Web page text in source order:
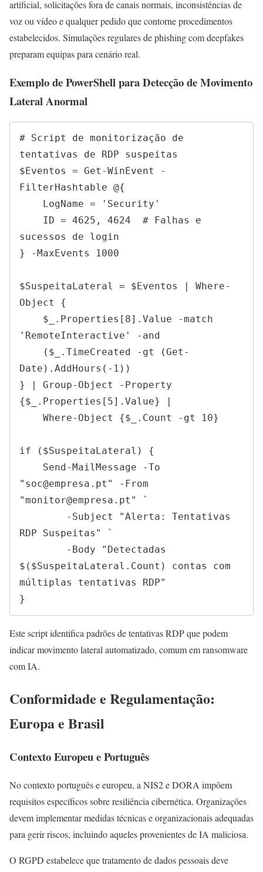
artificial, solicitações fora de canais normais, inconsistências de
voz ou vídeo e qualquer pedido que contorne procedimentos
estabelecidos. Simulações regulares de phishing com deepfakes
preparam equipas para cenário real.
Exemplo de PowerShell para Detecção de Movimento
Lateral Anormal
# Script de monitorização de
tentativas de RDP suspeitas
$Eventos = Get-WinEvent -
FilterHashtable @{
sucessos de login
} -MaxEvents 1000
$SuspeitaLateral = $Eventos | Where-
Object {
'RemoteInteractive' -and
Date).AddHours(-1))
} | Group-Object -Property
{$_.Properties[5].Value} |
if ($SuspeitaLateral) {
"soc@empresa.pt" -From
"monitor@empresa.pt" `
RDP Suspeitas" `
$($SuspeitaLateral.Count) contas com
múltiplas tentativas RDP"
}
Este script identifica padrões de tentativas RDP que podem
indicar movimento lateral automatizado, comum em ransomware
com IA.
Conformidade e Regulamentação:
Europa e Brasil
Contexto Europeu e Português
No contexto português e europeu, a NIS2 e DORA impõem
requisitos específicos sobre resiliência cibernética. Organizações
devem implementar medidas técnicas e organizacionais adequadas
para gerir riscos, incluindo aqueles provenientes de IA maliciosa.
O RGPD estabelece que tratamento de dados pessoais deve